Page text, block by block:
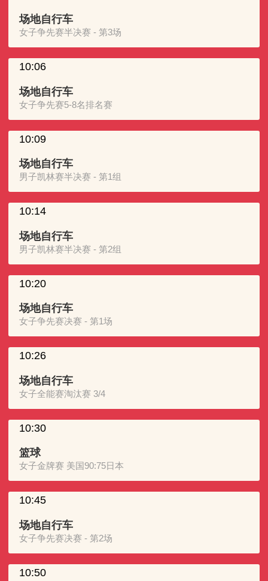
场地自行车
女子争先赛半决赛 - 第3场
10:06
场地自行车
女子争先赛5-8名排名赛
10:09
场地自行车
男子凯林赛半决赛 - 第1组
10:14
场地自行车
男子凯林赛半决赛 - 第2组
10:20
场地自行车
女子争先赛决赛 - 第1场
10:26
场地自行车
女子全能赛淘汰赛 3/4
10:30
篮球
女子金牌赛 美国90:75日本
10:45
场地自行车
女子争先赛决赛 - 第2场
10:50